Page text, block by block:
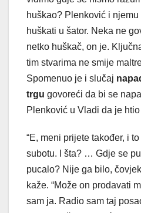
huškao? Plenković i
huškati u šator. Neka ne
netko huškač, on je.
tim stvarima ne smije
Spomenuo je i slučaj
trgu govoreći da bi se
Plenković u Vladi da je
“E, meni prijete također, i
subotu. I šta? … Gdje se
pucalo? Nije ga bilo,
kaže. “Može on prodavati
sam ja. Radio sam taj